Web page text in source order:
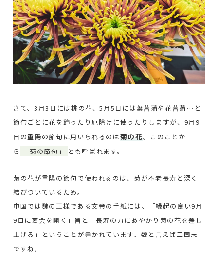
さて、3月3日には桃の花、5月5日には葉菖蒲や花菖蒲…と
節句ごとに花を飾ったり厄除けに使ったりしますが、9月9
日の重陽の節句に用いられるのは菊の花。このことか
ら
「菊の節句」 とも呼ばれます。
菊の花が重陽の節句で使われるのは、菊が不老長寿と深く
結びついているため。
中国では魏の王様である文帝の手紙には、「縁起の良い9月
9日に宴会を開く」旨と「長寿の力にあやかり菊の花を差し
上げる」ということが書かれています。魏と言えば三国志
ですね。